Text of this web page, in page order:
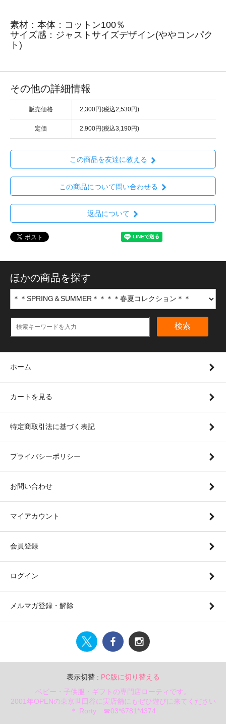
素材：本体：コットン100％
サイズ感：ジャストサイズデザイン(ややコンパク
ト)
その他の詳細情報
販売価格 2,300円(税込2,530円)
定価 2,900円(税込3,190円)
この商品を友達に教える
この商品について問い合わせる
返品について
ほかの商品を探す
検索
ホーム
カートを見る
特定商取引法に基づく表記
プライバシーポリシー
お問い合わせ
マイアカウント
会員登録
ログイン
メルマガ登録・解除
表示切替 : PC版に切り替える
ベビー・子供服・ギフトの専門店ローティです。
2001年OPENの東京世田谷に実店舗にもぜひ遊びに来てください
＊ Rorty ☎03*6781*4374